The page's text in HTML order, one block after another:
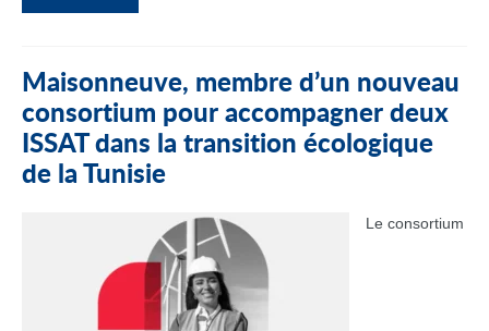
Maisonneuve, membre d’un nouveau
consortium pour accompagner deux
ISSAT dans la transition écologique
de la Tunisie
Le consortium